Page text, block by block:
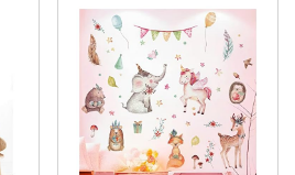
Wandsticker...